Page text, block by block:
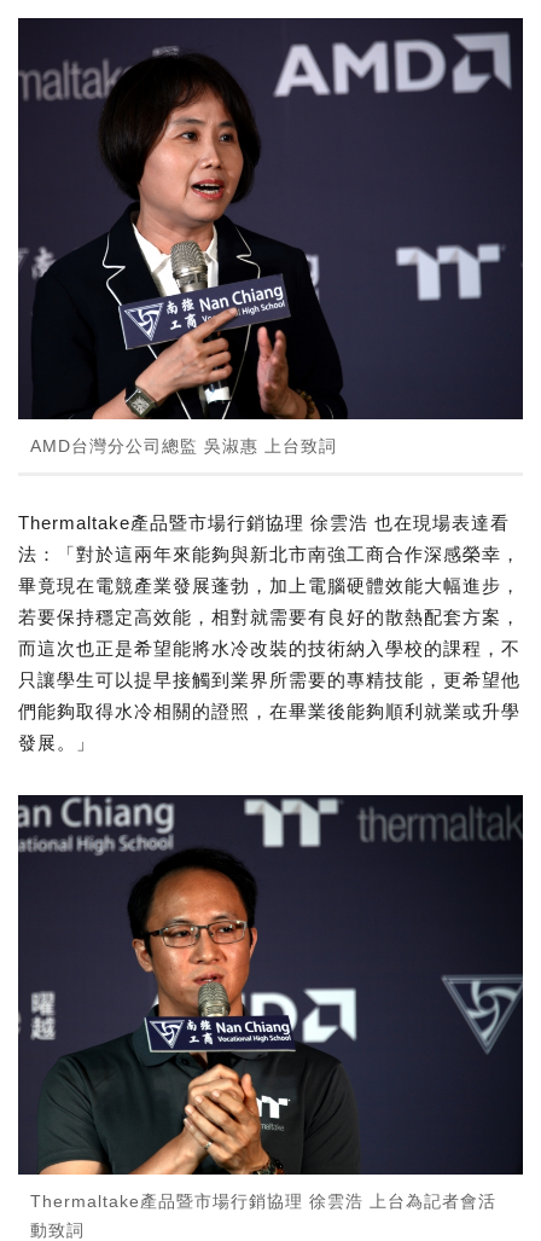
AMD台灣分公司總監 吳淑惠 上台致詞
Thermaltake產品暨市場行銷協理 徐雲浩 也在現場表達看
法：「對於這兩年來能夠與新北市南強工商合作深感榮幸，
畢竟現在電競產業發展蓬勃，加上電腦硬體效能大幅進步，
若要保持穩定高效能，相對就需要有良好的散熱配套方案，
而這次也正是希望能將水冷改裝的技術納入學校的課程，不
只讓學生可以提早接觸到業界所需要的專精技能，更希望他
們能夠取得水冷相關的證照，在畢業後能夠順利就業或升學
發展。」
Thermaltake產品暨市場行銷協理 徐雲浩 上台為記者會活
動致詞